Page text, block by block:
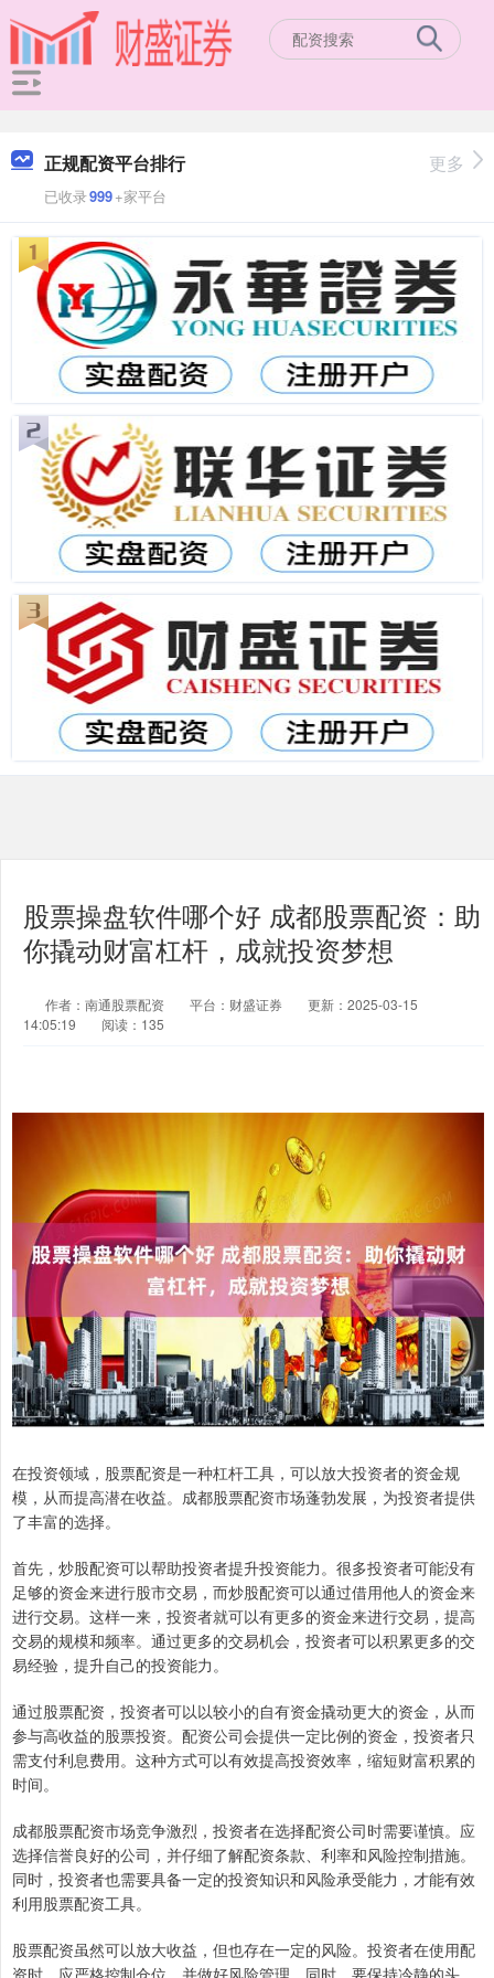
正规配资平台排行
已收录999+家平台
更多
股票操盘软件哪个好 成都股票配资：助
你撬动财富杠杆，成就投资梦想
作者：南通股票配资 平台：财盛证券
更新：2025-03-15
14:05:19
阅读：135
在投资领域，股票配资是一种杠杆工具，可以放大投资者的资金规
模，从而提高潜在收益。成都股票配资市场蓬勃发展，为投资者提供
了丰富的选择。
首先，炒股配资可以帮助投资者提升投资能力。很多投资者可能没有
足够的资金来进行股市交易，而炒股配资可以通过借用他人的资金来
进行交易。这样一来，投资者就可以有更多的资金来进行交易，提高
交易的规模和频率。通过更多的交易机会，投资者可以积累更多的交
易经验，提升自己的投资能力。
通过股票配资，投资者可以以较小的自有资金撬动更大的资金，从而
参与高收益的股票投资。配资公司会提供一定比例的资金，投资者只
需支付利息费用。这种方式可以有效提高投资效率，缩短财富积累的
时间。
成都股票配资市场竞争激烈，投资者在选择配资公司时需要谨慎。应
选择信誉良好的公司，并仔细了解配资条款、利率和风险控制措施。
同时，投资者也需要具备一定的投资知识和风险承受能力，才能有效
利用股票配资工具。
股票配资虽然可以放大收益，但也存在一定的风险。投资者在使用配